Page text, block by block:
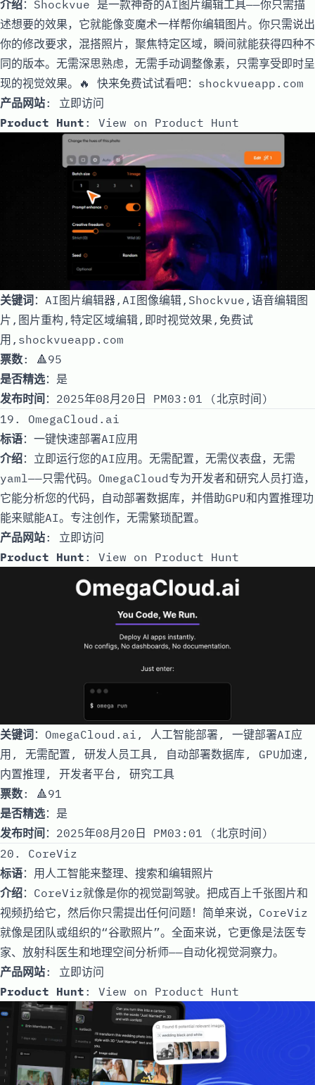
介绍：Shockvue 是一款神奇的AI图片编辑工具——你只需描
述想要的效果，它就能像变魔术一样帮你编辑图片。你只需说出
你的修改要求，混搭照片，聚焦特定区域，瞬间就能获得四种不
同的版本。无需深思熟虑，无需手动调整像素，只需享受即时呈
现的视觉效果。🔥 快来免费试试看吧：shockvueapp.com
产品网站: 立即访问
Product Hunt : View on Product Hunt
关键词：AI图片编辑器,AI图像编辑,Shockvue,语音编辑图
片,图片重构,特定区域编辑,即时视觉效果,免费试
用,shockvueapp.com
票数: 🔺95
是否精选：是
发布时间 ：2025年08月20日 PM03:01 (北京时间)
19. OmegaCloud.ai
标语：一键快速部署AI应用
介绍：立即运行您的AI应用。无需配置，无需仪表盘，无需
yaml——只需代码。OmegaCloud专为开发者和研究人员打造，
它能分析您的代码，自动部署数据库，并借助GPU和内置推理功
能来赋能AI。专注创作，无需繁琐配置。
产品网站: 立即访问
Product Hunt : View on Product Hunt
关键词：OmegaCloud.ai, 人工智能部署, 一键部署AI应
用, 无需配置, 研发人员工具, 自动部署数据库, GPU加速,
内置推理, 开发者平台, 研究工具
票数: 🔺91
是否精选：是
发布时间 ：2025年08月20日 PM03:01 (北京时间)
20. CoreViz
标语：用人工智能来整理、搜索和编辑照片
介绍：CoreViz就像是你的视觉副驾驶。把成百上千张图片和
视频扔给它，然后你只需提出任何问题！简单来说，CoreViz
就像是团队或组织的“谷歌照片”。全面来说，它更像是法医专
家、放射科医生和地理空间分析师——自动化视觉洞察力。
产品网站: 立即访问
Product Hunt : View on Product Hunt